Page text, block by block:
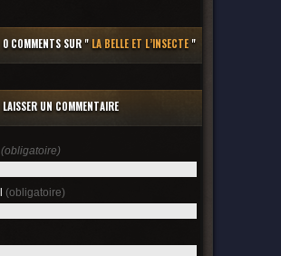
0 COMMENTSSUR "LA BELLE ET L’INSECTE"
LAISSER UN COMMENTAIRE
(obligatoire)
(obligatoire)